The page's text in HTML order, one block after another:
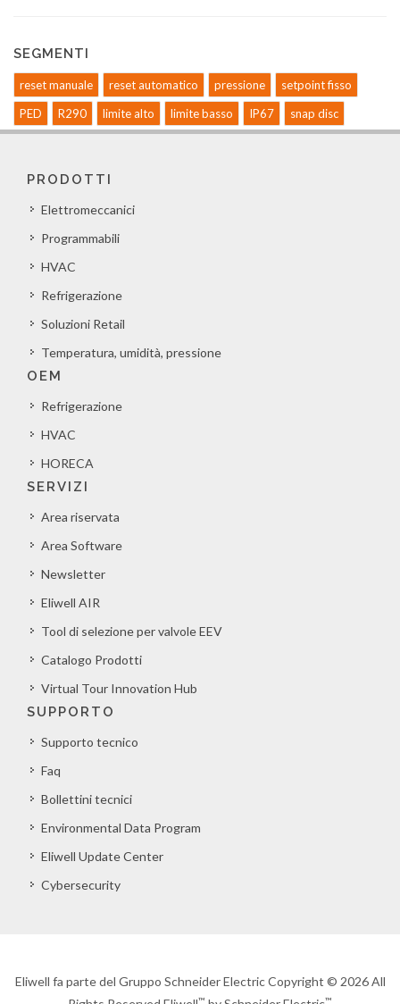
SEGMENTI
reset manuale reset automatico pressione
setpoint fisso
PED
R290 limite alto limite basso IP67 snap disc
PRODOTTI
Elettromeccanici
Programmabili
HVAC
Refrigerazione
Soluzioni Retail
Temperatura, umidità, pressione
OEM
Refrigerazione
HVAC
HORECA
SERVIZI
Area riservata
Area Software
Newsletter
Eliwell AIR
Tool di selezione per valvole EEV
Catalogo Prodotti
Virtual Tour Innovation Hub
SUPPORTO
Supporto tecnico
Faq
Bollettini tecnici
Environmental Data Program
Eliwell Update Center
Cybersecurity
Eliwell fa parte del Gruppo Schneider Electric Copyright © 2026 All
™ ™